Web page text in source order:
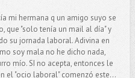
mi hermana q un amigo suyo se
que "solo tenía un mail al día" y
su jornada laboral. Adivina en
soy mala no he dicho nada,
mío. SI no acepta, entonces le
el "ocio laboral" comenzó este...